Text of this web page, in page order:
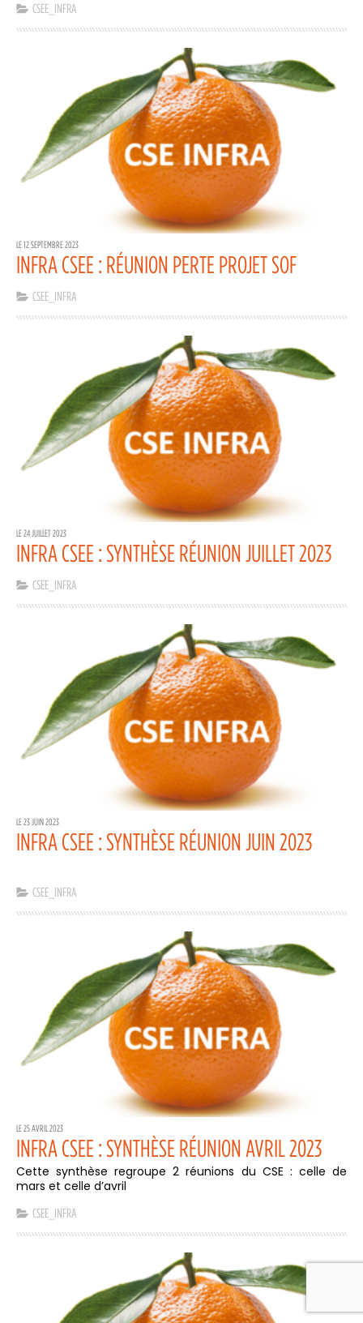
CSEE_INFRA
LE 12 SEPTEMBRE 2023
INFRA CSEE : RÉUNION PERTE PROJET SOF
CSEE_INFRA
LE 24 JUILLET 2023
INFRA CSEE : SYNTHÈSE RÉUNION JUILLET 2023
CSEE_INFRA
LE 23 JUIN 2023
INFRA CSEE : SYNTHÈSE RÉUNION JUIN 2023
CSEE_INFRA
LE 25 AVRIL 2023
INFRA CSEE : SYNTHÈSE RÉUNION AVRIL 2023
Cette synthèse regroupe 2 réunions du CSE : celle de
mars et celle d’avril
CSEE_INFRA